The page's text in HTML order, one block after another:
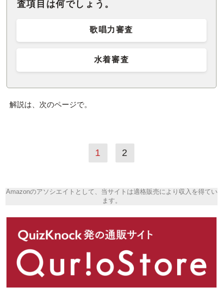
査項目は何でしょう。
歌唱力審査
水着審査
解説は、次のページで。
1 2
Amazonのアソシエイトとして、当サイトは適格販売により収入を得てい
ます。